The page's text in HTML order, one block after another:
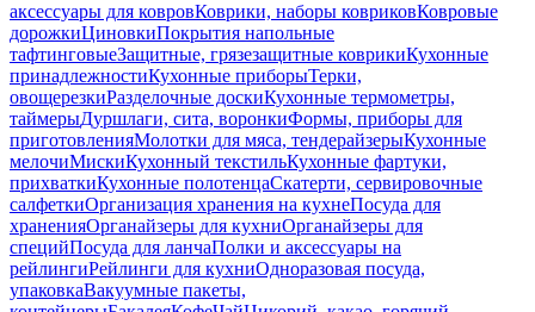
аксессуары для ковровКоврики, наборы ковриковКовровые
дорожкиЦиновкиПокрытия напольные
тафтинговыеЗащитные, грязезащитные коврикиКухонные
принадлежностиКухонные приборыТерки,
овощерезкиРазделочные доскиКухонные термометры,
таймерыДуршлаги, сита, воронкиФормы, приборы для
приготовленияМолотки для мяса, тендерайзерыКухонные
мелочиМискиКухонный текстильКухонные фартуки,
прихваткиКухонные полотенцаСкатерти, сервировочные
салфеткиОрганизация хранения на кухнеПосуда для
храненияОрганайзеры для кухниОрганайзеры для
специйПосуда для ланчаПолки и аксессуары на
рейлингиРейлинги для кухниОдноразовая посуда,
упаковкаВакуумные пакеты,